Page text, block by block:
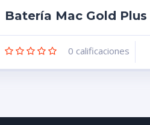
Batería Mac Gold Plus
0 calificaciones